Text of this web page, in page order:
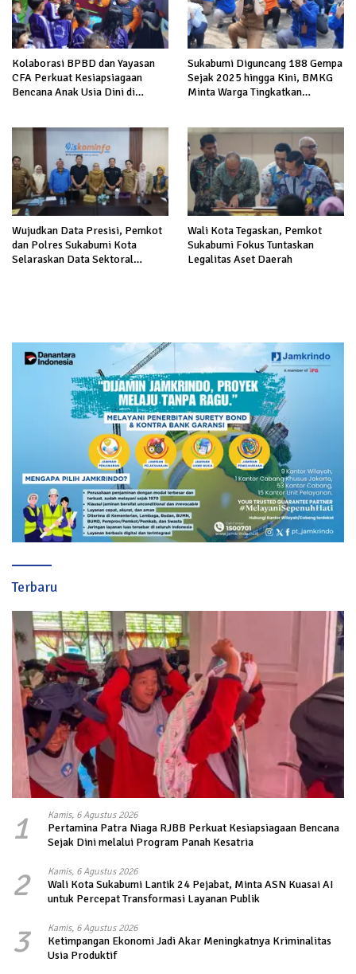
Kolaborasi BPBD dan Yayasan
CFA Perkuat Kesiapsiagaan
Bencana Anak Usia Dini di
Sukabumi Diguncang 188 Gempa
Sejak 2025 hingga Kini, BMKG
Minta Warga Tingkatkan
Wujudkan Data Presisi, Pemkot
dan Polres Sukabumi Kota
Selaraskan Data Sektoral
Wali Kota Tegaskan, Pemkot
Sukabumi Fokus Tuntaskan
Legalitas Aset Daerah
Terbaru
1 Kamis, 6 Agustus 2026
Pertamina Patra Niaga RJBB Perkuat Kesiapsiagaan Bencana
Sejak Dini melalui Program Panah Kesatria
2 Kamis, 6 Agustus 2026
Wali Kota Sukabumi Lantik 24 Pejabat, Minta ASN Kuasai AI
untuk Percepat Transformasi Layanan Publik
3 Kamis, 6 Agustus 2026
Ketimpangan Ekonomi Jadi Akar Meningkatnya Kriminalitas
Usia Produktif